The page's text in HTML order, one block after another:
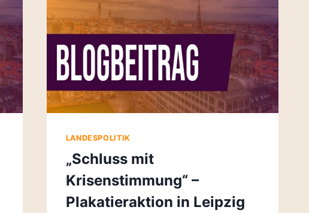
LANDESPOLITIK
„Schluss mit
Krisenstimmung“ –
Plakatieraktion in Leipzig